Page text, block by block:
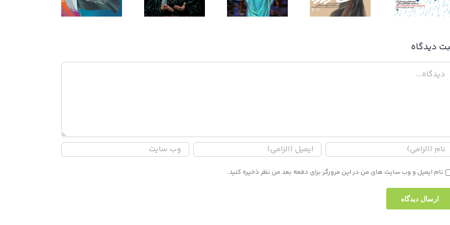
آب زنید راه را سایه برادرم
کنارتون!
لیالی قدر ۱۴۴۷
ديدگاه
نام ایمیل و وب سایت های من در این مرورگر برای دفعه بعد من نظر ذخیره کنید.